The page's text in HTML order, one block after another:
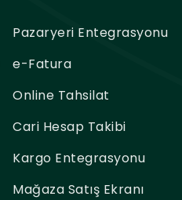
Pazaryeri Entegrasyonu
e-Fatura
Online Tahsilat
Cari Hesap Takibi
Kargo Entegrasyonu
Mağaza Satış Ekranı